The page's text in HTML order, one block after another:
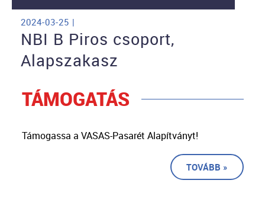
2024-03-25 |
NBI B Piros csoport,
Alapszakasz
TÁMOGATÁS
Támogassa a VASAS-Pasarét Alapítványt!
TOVÁBB »